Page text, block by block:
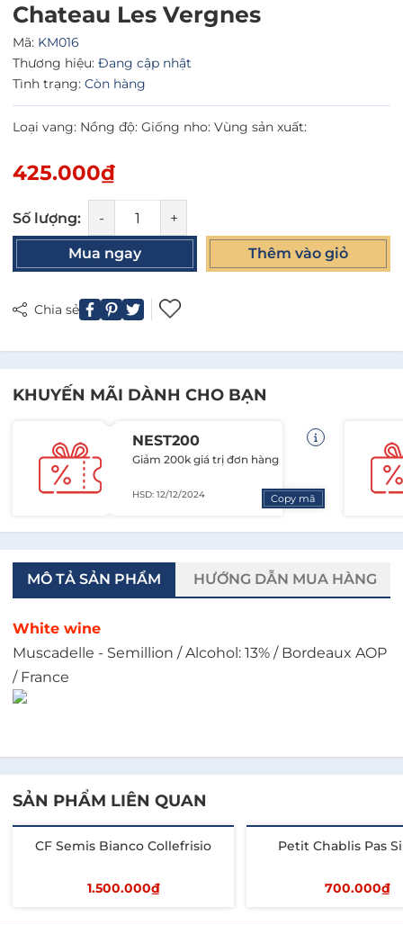
Chateau Les Vergnes
Mã: KM016
Thương hiệu: Đang cập nhật
Tình trạng: Còn hàng
Loại vang: Nồng độ: Giống nho: Vùng sản xuất:
425.000₫
Số lượng: - +
Mua ngay Thêm vào giỏ
Chia sẻ
KHUYẾN MÃI DÀNH CHO BẠN
NEST200
Giảm 200k giá trị đơn hàng
HSD: 12/12/2024 Copy mã
MÔ TẢ SẢN PHẨM HƯỚNG DẪN MUA HÀNG
White wine
Muscadelle - Semillion / Alcohol: 13% / Bordeaux AOP
/ France
SẢN PHẨM LIÊN QUAN
CF Semis Bianco Collefrisio
1.500.000₫
Petit Chablis Pas
700.000₫